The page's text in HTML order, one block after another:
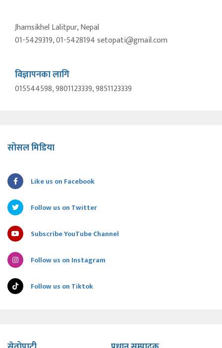
Jhamsikhel Lalitpur, Nepal
01-5429319, 01-5428194 setopati@gmail.com
विज्ञापनका लागि
015544598, 9801123339, 9851123339
सोसल मिडिया
Like us on Facebook
Follow us on Twitter
Subscribe YouTube Channel
Follow us on Instagram
Follow us on Tiktok